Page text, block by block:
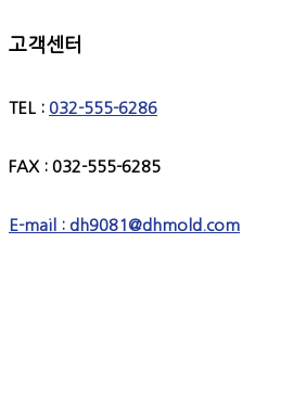
고객센터
TEL : 032-555-6286
FAX : 032-555-6285
E-mail : dh9081@dhmold.com